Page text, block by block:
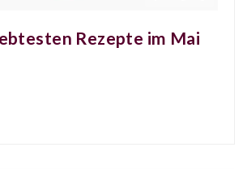
Rezepte im Mai